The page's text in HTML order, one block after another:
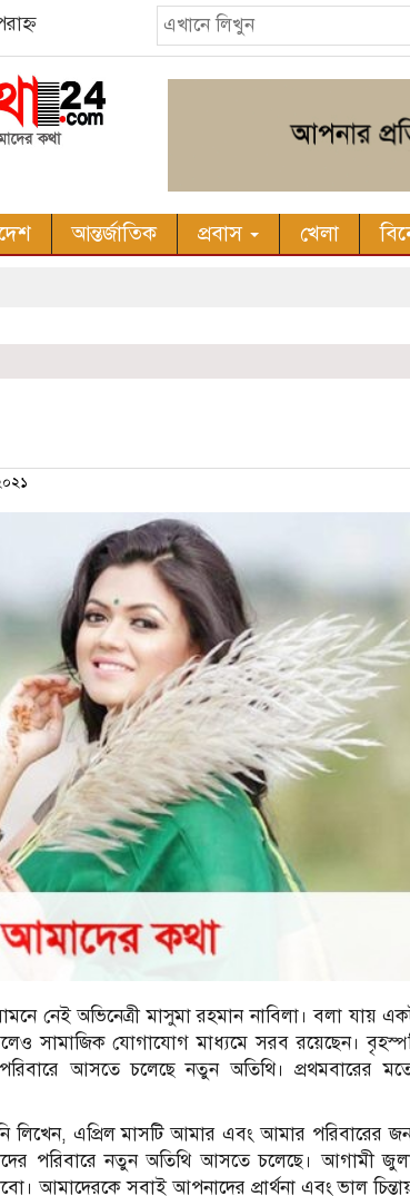
আন্তর্জাতিক প্রবাস খেলা
নেই অভিনেত্রী মাসুমা রহমান নাবিলা। বলা যায়
সামাজিক যোগাযোগ মাধ্যমে সরব রয়েছেন।
আসতে চলেছে নতুন অতিথি। প্রথমবারের
লিখেন, এপ্রিল মাসটি আমার এবং আমার পরিবারের
পরিবারে নতুন অতিথি আসতে চলেছে। আগামী
আমাদেরকে সবাই আপনাদের প্রার্থনা এবং ভাল